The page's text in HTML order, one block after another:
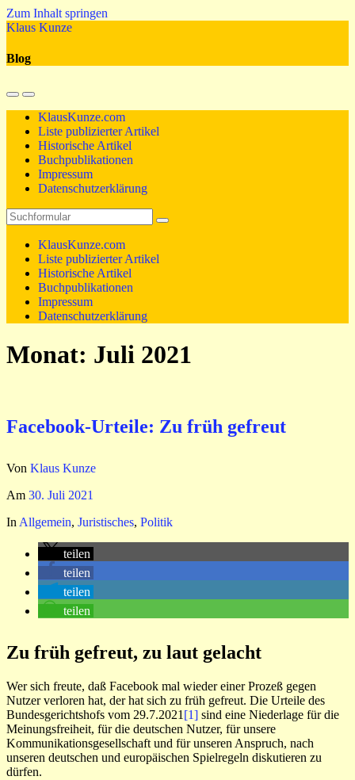
Zum Inhalt springen
Klaus Kunze
Blog
Mobil-
Menü
umschalten
Suchfeld
umschalten
KlausKunze.com
Liste publizierter Artikel
Historische Artikel
Buchpublikationen
Impressum
Datenschutzerklärung
Suchen
KlausKunze.com
Liste publizierter Artikel
Historische Artikel
Buchpublikationen
Impressum
Datenschutzerklärung
Monat: Juli 2021
Facebook-Urteile: Zu früh gefreut
Von Klaus Kunze
Am 30. Juli 2021
In Allgemein, Juristisches, Politik
teilen
teilen
teilen
teilen
Zu früh gefreut, zu laut gelacht
Wer sich freute, daß Facebook mal wieder einer Prozeß gegen
Nutzer verloren hat, der hat sich zu früh gefreut. Die Urteile des
Bundesgerichtshofs vom 29.7.2021 [1] sind eine Niederlage für die
Meinungsfreiheit, für die deutschen Nutzer, für unsere
Kommunikationsgesellschaft und für unseren Anspruch, nach
unseren deutschen und europäischen Spielregeln diskutieren zu
dürfen.